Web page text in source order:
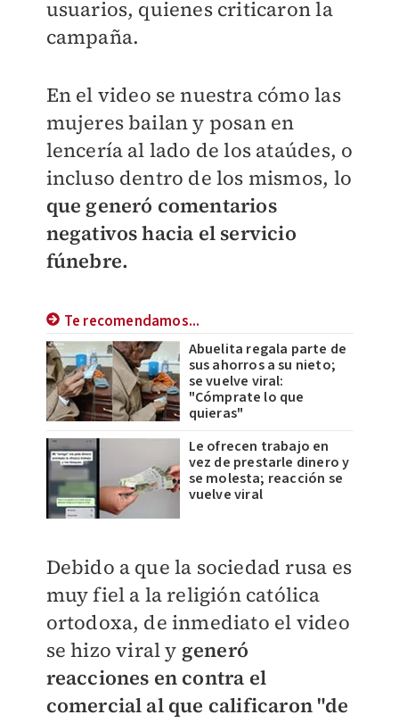
usuarios, quienes criticaron la
campaña.
En el video se nuestra cómo las
mujeres bailan y posan en
lencería al lado de los ataúdes, o
incluso dentro de los mismos, lo
que generó comentarios
negativos hacia el servicio
fúnebre.
Te recomendamos...
Abuelita regala parte de
sus ahorros a su nieto;
se vuelve viral:
"Cómprate lo que
quieras"
Le ofrecen trabajo en
vez de prestarle dinero y
se molesta; reacción se
vuelve viral
Debido a que la sociedad rusa es
muy fiel a la religión católica
ortodoxa, de inmediato el video
se hizo viral y generó
reacciones en contra el
comercial al que calificaron "de